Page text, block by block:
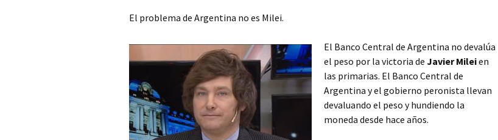
El problema de Argentina no es Milei.
El Banco Central de Argentina no devalúa
el peso por la victoria de Javier Mileien
las primarias. El Banco Central de
Argentina y el gobierno peronista llevan
devaluando el peso y hundiendo la
moneda desde hace años.